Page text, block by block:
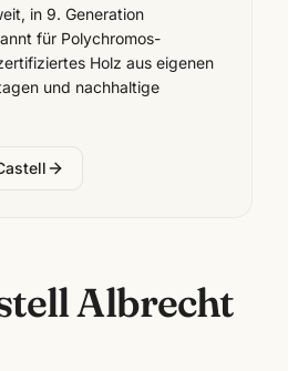
in 9. Generation
für Polychromos-
Holz aus eigenen
und nachhaltige
Albrecht